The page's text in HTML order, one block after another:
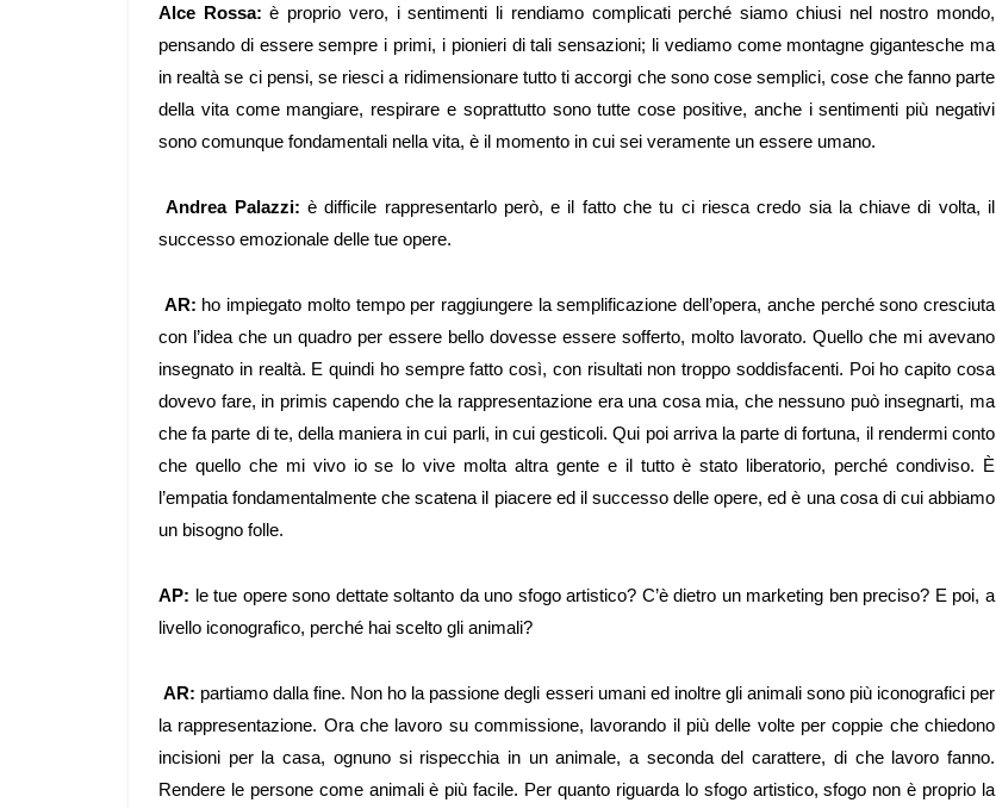
Alce Rossa: è proprio vero, i sentimenti li rendiamo complicati perché siamo chiusi nel nostro mondo,
pensando di essere sempre i primi, i pionieri di tali sensazioni; li vediamo come montagne gigantesche ma
in realtà se ci pensi, se riesci a ridimensionare tutto ti accorgi che sono cose semplici, cose che fanno parte
della vita come mangiare, respirare e soprattutto sono tutte cose positive, anche i sentimenti più negativi
sono comunque fondamentali nella vita, è il momento in cui sei veramente un essere umano.
Andrea Palazzi: è difficile rappresentarlo però, e il fatto che tu ci riesca credo sia la chiave di volta, il
successo emozionale delle tue opere.
AR: ho impiegato molto tempo per raggiungere la semplificazione dell’opera, anche perché sono cresciuta
con l’idea che un quadro per essere bello dovesse essere sofferto, molto lavorato. Quello che mi avevano
insegnato in realtà. E quindi ho sempre fatto così, con risultati non troppo soddisfacenti. Poi ho capito cosa
dovevo fare, in primis capendo che la rappresentazione era una cosa mia, che nessuno può insegnarti, ma
che fa parte di te, della maniera in cui parli, in cui gesticoli. Qui poi arriva la parte di fortuna, il rendermi conto
che quello che mi vivo io se lo vive molta altra gente e il tutto è stato liberatorio, perché condiviso. È
l’empatia fondamentalmente che scatena il piacere ed il successo delle opere, ed è una cosa di cui abbiamo
un bisogno folle.
AP: le tue opere sono dettate soltanto da uno sfogo artistico? C’è dietro un marketing ben preciso? E poi, a
livello iconografico, perché hai scelto gli animali?
AR: partiamo dalla fine. Non ho la passione degli esseri umani ed inoltre gli animali sono più iconografici per
la rappresentazione. Ora che lavoro su commissione, lavorando il più delle volte per coppie che chiedono
incisioni per la casa, ognuno si rispecchia in un animale, a seconda del carattere, di che lavoro fanno.
Rendere le persone come animali è più facile. Per quanto riguarda lo sfogo artistico, sfogo non è proprio la